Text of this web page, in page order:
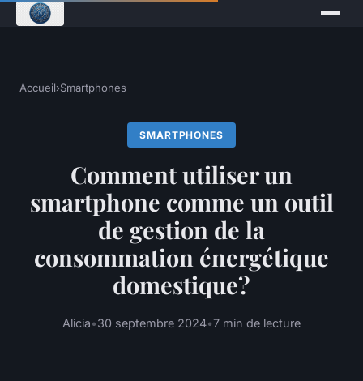
Accueil›Smartphones
SMARTPHONES
Comment utiliser un
smartphone comme un outil
de gestion de la
consommation énergétique
domestique?
Alicia•30 septembre 2024•7 min de lecture